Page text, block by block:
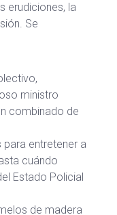
erudiciones, la
Se
ministro
combinado de
entretener a
cuándo
Estado Policial
de madera